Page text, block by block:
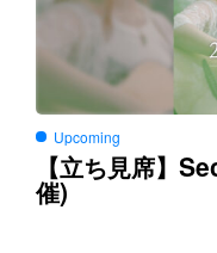
Upcoming
【立ち見席】
催)